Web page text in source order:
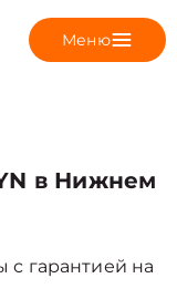
Меню
в Нижнем
с гарантией на